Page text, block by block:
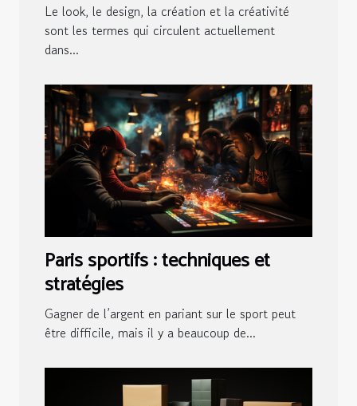
Le look, le design, la création et la créativité
sont les termes qui circulent actuellement
dans...
Paris sportifs : techniques et
stratégies
Gagner de l’argent en pariant sur le sport peut
être difficile, mais il y a beaucoup de...